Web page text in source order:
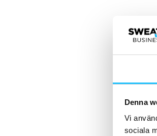
Denna
Vi
sociala